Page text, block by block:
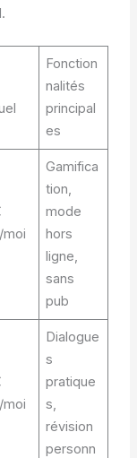
Fonction
nalités
principal
es
Gamifica
tion,
mode
hors
ligne,
sans
pub
Dialogue
s
pratique
s,
révision
personn